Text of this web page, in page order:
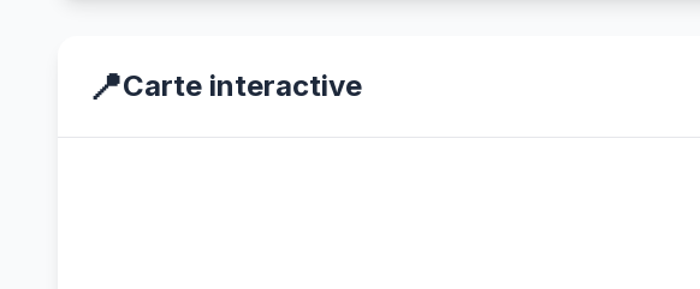
📍Carte interactive